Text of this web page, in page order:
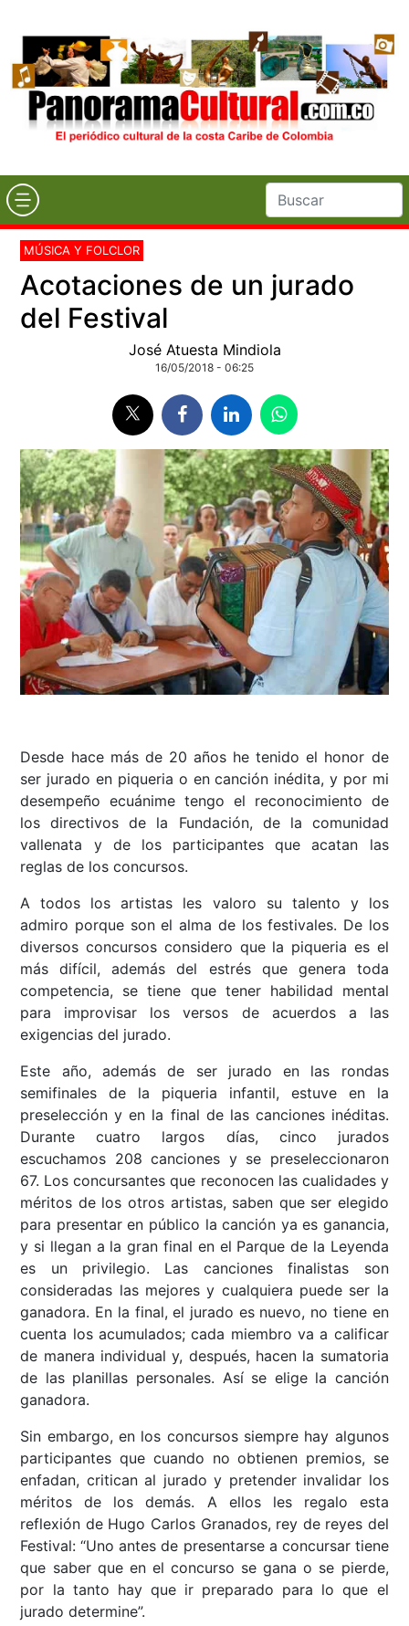
MÚSICA Y FOLCLOR
Acotaciones de un jurado
del Festival
José Atuesta Mindiola
16/05/2018 - 06:25
Desde hace más de 20 años he tenido el honor de
ser jurado en piqueria o en canción inédita, y por mi
desempeño ecuánime tengo el reconocimiento de
los directivos de la Fundación, de la comunidad
vallenata y de los participantes que acatan las
reglas de los concursos.
A todos los artistas les valoro su talento y los
admiro porque son el alma de los festivales. De los
diversos concursos considero que la piqueria es el
más difícil, además del estrés que genera toda
competencia, se tiene que tener habilidad mental
para improvisar los versos de acuerdos a las
exigencias del jurado.
Este año, además de ser jurado en las rondas
semifinales de la piqueria infantil, estuve en la
preselección y en la final de las canciones inéditas.
Durante cuatro largos días, cinco jurados
escuchamos 208 canciones y se preseleccionaron
67. Los concursantes que reconocen las cualidades y
méritos de los otros artistas, saben que ser elegido
para presentar en público la canción ya es ganancia,
y si llegan a la gran final en el Parque de la Leyenda
es un privilegio. Las canciones finalistas son
consideradas las mejores y cualquiera puede ser la
ganadora. En la final, el jurado es nuevo, no tiene en
cuenta los acumulados; cada miembro va a calificar
de manera individual y, después, hacen la sumatoria
de las planillas personales. Así se elige la canción
ganadora.
Sin embargo, en los concursos siempre hay algunos
participantes que cuando no obtienen premios, se
enfadan, critican al jurado y pretender invalidar los
méritos de los demás. A ellos les regalo esta
reflexión de Hugo Carlos Granados, rey de reyes del
Festival: “Uno antes de presentarse a concursar tiene
que saber que en el concurso se gana o se pierde,
por la tanto hay que ir preparado para lo que el
jurado determine”.